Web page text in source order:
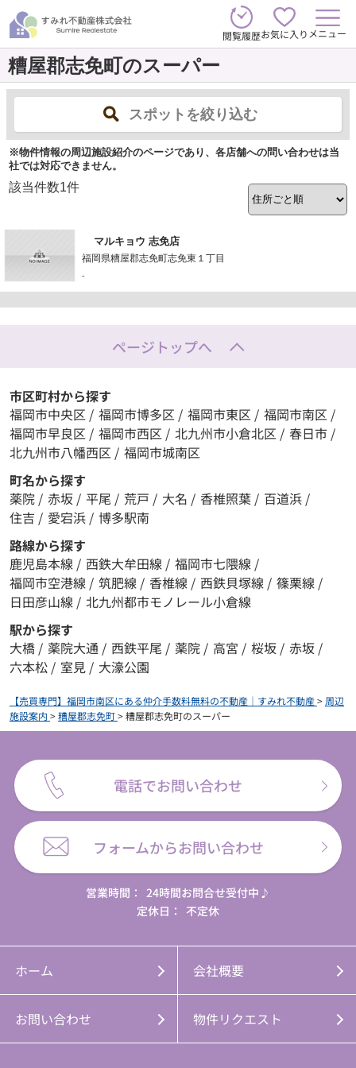
閲覧履歴お気に入り メニュー
糟屋郡志免町のスーパー
スポットを絞り込む
※物件情報の周辺施設紹介のページであり、各店舗への問い合わせは当
社では対応できません。
該当件数1件
マルキョウ 志免店
福岡県糟屋郡志免町志免東１丁目
-
ページトップへ
市区町村から探す
福岡市中央区 / 福岡市博多区 / 福岡市東区 / 福岡市南区 /
福岡市早良区 / 福岡市西区 / 北九州市小倉北区 / 春日市 /
北九州市八幡西区 / 福岡市城南区
町名から探す
薬院 / 赤坂 / 平尾 / 荒戸 / 大名 / 香椎照葉 / 百道浜 /
住吉 / 愛宕浜 / 博多駅南
路線から探す
鹿児島本線 / 西鉄大牟田線 / 福岡市七隈線 /
福岡市空港線 / 筑肥線 / 香椎線 / 西鉄貝塚線 / 篠栗線 /
日田彦山線 / 北九州都市モノレール小倉線
駅から探す
大橋 / 薬院大通 / 西鉄平尾 / 薬院 / 高宮 / 桜坂 / 赤坂 /
六本松 / 室見 / 大濠公園
【売買専門】福岡市南区にある仲介手数料無料の不動産｜すみれ不動産> 周辺
施設案内 >糟屋郡志免町>糟屋郡志免町のスーパー
電話でお問い合わせ
フォームからお問い合わせ
営業時間：
24時間お問合せ受付中♪
定休日：
不定休
ホーム 会社概要
お問い合わせ 物件リクエスト